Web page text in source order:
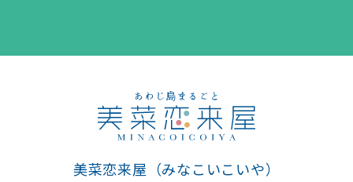
美菜恋来屋（みなこいこいや）